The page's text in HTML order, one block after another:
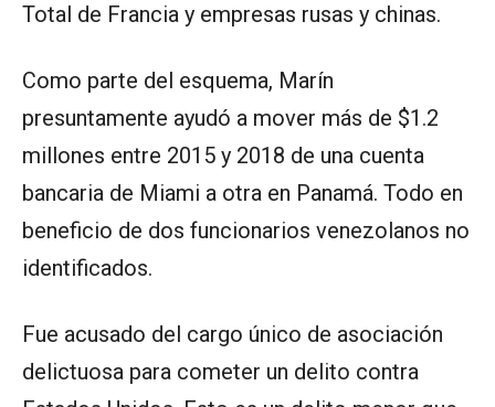
Total de Francia y empresas rusas y chinas.
Como parte del esquema, Marín
presuntamente ayudó a mover más de $1.2
millones entre 2015 y 2018 de una cuenta
bancaria de Miami a otra en Panamá. Todo en
beneficio de dos funcionarios venezolanos no
identificados.
Fue acusado del cargo único de asociación
delictuosa para cometer un delito contra